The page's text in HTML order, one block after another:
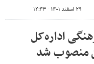
۲۹ اسفند ۱۴۰۱ - ۱۴:۴۳
اداره‌کل
منصوب شد